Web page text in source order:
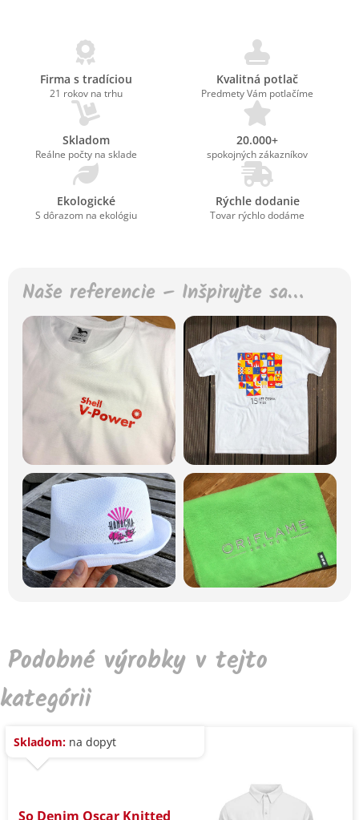
Firma s tradíciou
21 rokov na trhu
Kvalitná potlač
Predmety Vám potlačíme
Skladom
Reálne počty na sklade
20.000+
spokojných zákazníkov
Ekologické
S dôrazom na ekológiu
Rýchle dodanie
Tovar rýchlo dodáme
Naše referencie – Inšpirujte sa…
Podobné výrobky v tejto
kategórii
Skladom: na dopyt
So Denim Oscar Knitted